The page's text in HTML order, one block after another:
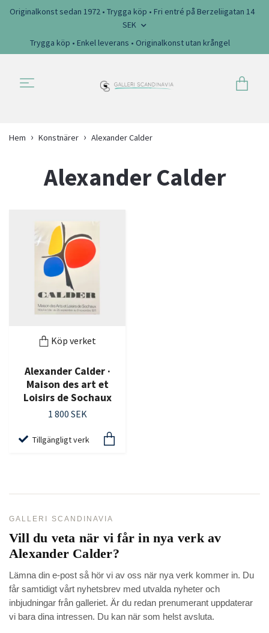
Originalkonst sedan 1972 • Trygga köp • Fri entré på Berzeliigatan 14
SEK
Trygga köp • Enkel leverans • Originalkonst utan krångel
Hem Konstnärer Alexander Calder
Alexander Calder
Köp verket
Alexander Calder ·
Maison des art et
Loisirs de Sochaux
1 800 SEK
Tillgängligt verk
GALLERI SCANDINAVIA
Vill du veta när vi får in nya verk av
Alexander Calder?
Lämna din e-post så hör vi av oss när nya verk kommer in. Du
får samtidigt vårt nyhetsbrev med utvalda nyheter och
inbjudningar från galleriet. Är du redan prenumerant uppdaterar
vi bara dina intressen. Du kan när som helst avsluta.